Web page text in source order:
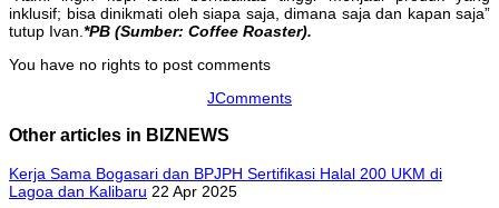
inklusif; bisa dinikmati oleh siapa saja, dimana saja dan kapan saja”
tutup Ivan. *PB (Sumber: Coffee Roaster).
You have no rights to post comments
JComments
Other articles in BIZNEWS
Kerja Sama Bogasari dan BPJPH Sertifikasi Halal 200 UKM di
Lagoa dan Kalibaru 22 Apr 2025